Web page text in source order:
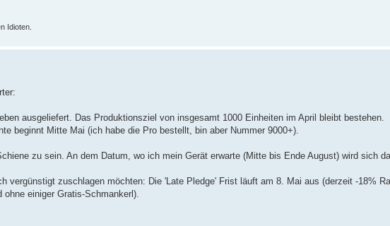
Idioten.
ausgeliefert. Das Produktionsziel von insgesamt 1000 Einheiten im April bleibt bestehen.
beginnt Mitte Mai (ich habe die Pro bestellt, bin aber Nummer 9000+).
zu sein. An dem Datum, wo ich mein Gerät erwarte (Mitte bis Ende August) wird sich
vergünstigt zuschlagen möchten: Die 'Late Pledge' Frist läuft am 8. Mai aus (derzeit -18%
einiger Gratis-Schmankerl).